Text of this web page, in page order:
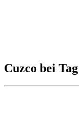
Cuzco bei Tag